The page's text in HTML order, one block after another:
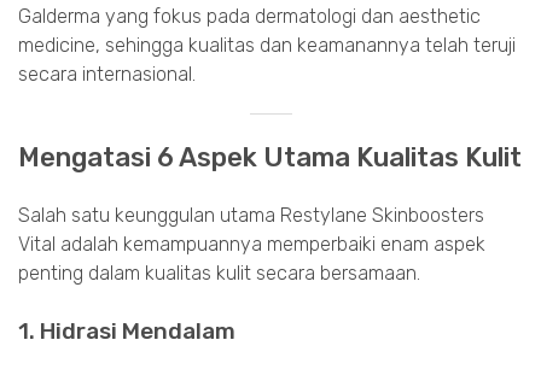
Galderma yang fokus pada dermatologi dan aesthetic
medicine, sehingga kualitas dan keamanannya telah teruji
secara internasional.
Mengatasi 6 Aspek Utama Kualitas Kulit
Salah satu keunggulan utama Restylane Skinboosters
Vital adalah kemampuannya memperbaiki enam aspek
penting dalam kualitas kulit secara bersamaan.
1. Hidrasi Mendalam